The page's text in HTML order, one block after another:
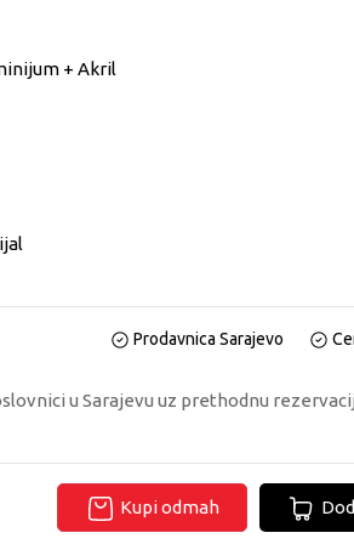
+ Akril
Prodavnica Sarajevo
u Sarajevu uz prethodnu
Kupi odmah